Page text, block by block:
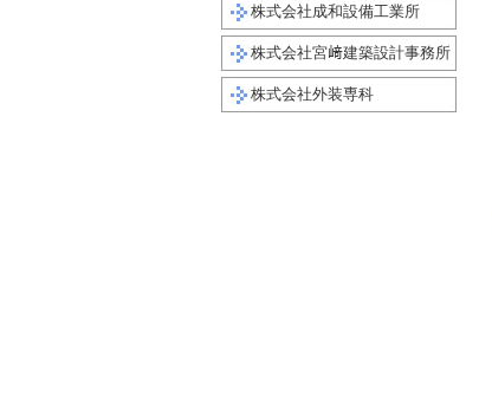
株式会社成和設備工業所
株式会社宮﨑建築設計事務所
株式会社外装専科